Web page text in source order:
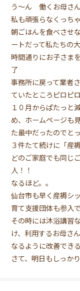
う〜ん 働くお母さん
私も頑張らなくっちゃ
朝ごはんを食べさせ
ートだって私たちの
時間通りにお子さま
了
事務所に戻って業者
ていたところピロピ
１０月からぱたっと
め、ホームページも
た最中だったのでと
３件たて続けに「
どのご家庭でも同じ
人！！
なるほど。。
仙台市も早く産褥シ
育て支援団体も参入
その時には沐浴講習
け、利用するお母さ
なるように改善でき
さて、明日もしっか